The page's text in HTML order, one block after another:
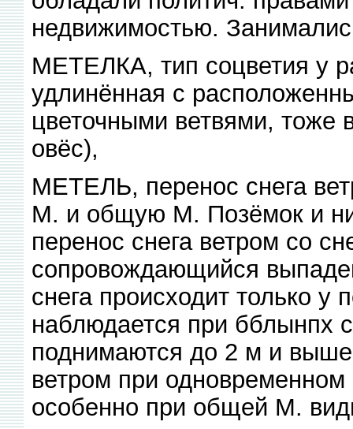
недвижимостью.
МЕТЕЛКА, тип соцветия у
удлинённая с
цветочными ветвями, тоже
овёс),
МЕТЕЛЬ, перенос снега
М. и общую М. Позёмок и
перенос снега ветром со
сопровождающийся
снега происходит только
наблюдается при бблынпх
поднимаются до 2 м и
ветром при
особенно при общей М.